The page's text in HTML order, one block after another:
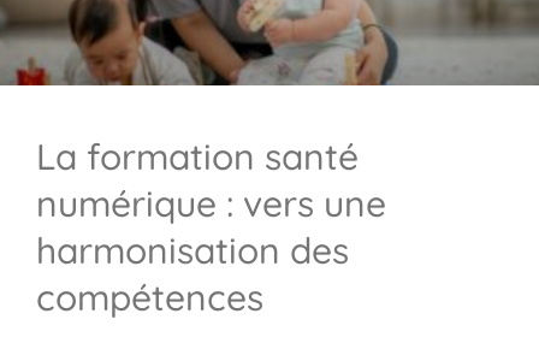
La formation santé
numérique : vers une
harmonisation des
compétences